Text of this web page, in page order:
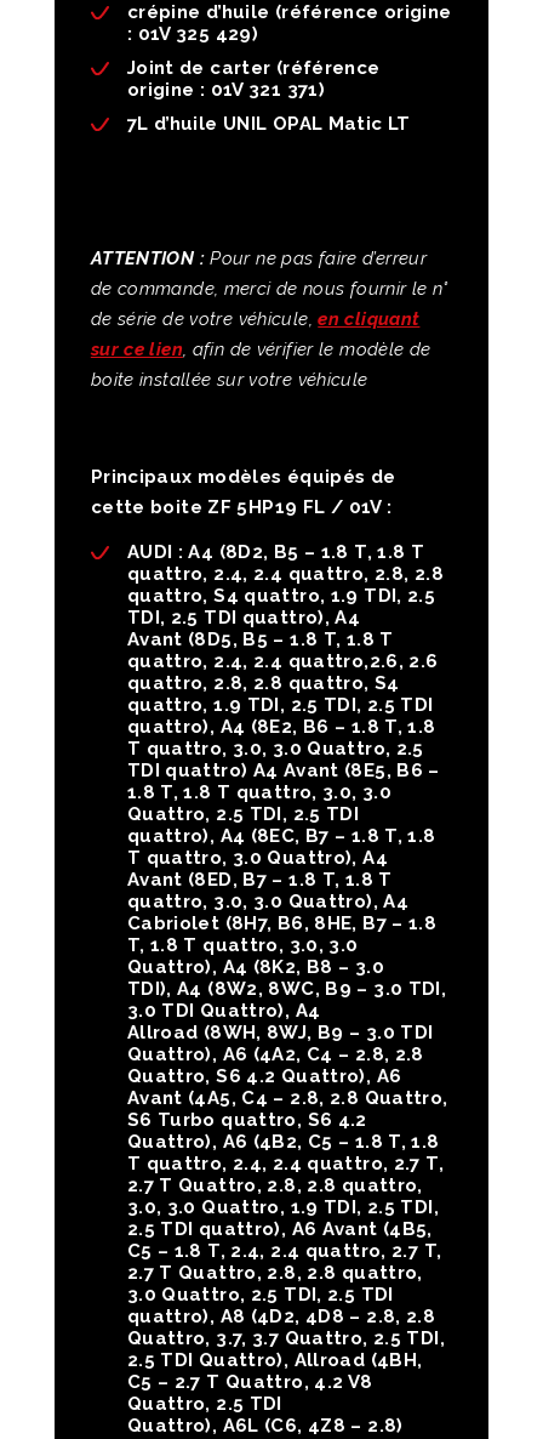
crépine d’huile (référence origine
: 01V 325 429)
Joint de carter (référence
origine : 01V 321 371)
7L d’huile UNIL OPAL Matic LT
ATTENTION :Pour ne pas faire d’erreur
de commande, merci de nous fournir le n°
de série de votre véhicule,en cliquant
sur ce lien, afin de vérifier le modèle de
boite installée sur votre véhicule
Principaux modèles équipés de
cette boite ZF 5HP19 FL / 01V :
AUDI : A4 (8D2, B5 – 1.8 T, 1.8 T
quattro, 2.4, 2.4 quattro, 2.8, 2.8
quattro, S4 quattro, 1.9 TDI, 2.5
TDI, 2.5 TDI quattro), A4
Avant (8D5, B5 – 1.8 T, 1.8 T
quattro, 2.4, 2.4 quattro,2.6, 2.6
quattro, 2.8, 2.8 quattro, S4
quattro, 1.9 TDI, 2.5 TDI, 2.5 TDI
quattro), A4 (8E2, B6 – 1.8 T, 1.8
T quattro, 3.0, 3.0 Quattro, 2.5
TDI quattro) A4 Avant (8E5, B6 –
1.8 T, 1.8 T quattro, 3.0, 3.0
Quattro, 2.5 TDI, 2.5 TDI
quattro), A4 (8EC, B7 – 1.8 T, 1.8
T quattro, 3.0 Quattro),A4
Avant (8ED, B7 – 1.8 T, 1.8 T
quattro, 3.0, 3.0 Quattro),A4
Cabriolet (8H7, B6, 8HE, B7 – 1.8
T, 1.8 T quattro, 3.0, 3.0
Quattro), A4 (8K2, B8 – 3.0
TDI),A4 (8W2, 8WC, B9 – 3.0 TDI,
3.0 TDI Quattro), A4
Allroad (8WH, 8WJ, B9 – 3.0 TDI
Quattro), A6 (4A2, C4 – 2.8, 2.8
Quattro, S6 4.2 Quattro), A6
Avant (4A5, C4 – 2.8, 2.8 Quattro,
S6 Turbo quattro, S6 4.2
Quattro), A6 (4B2, C5 – 1.8 T, 1.8
T quattro, 2.4, 2.4 quattro, 2.7 T,
2.7 T Quattro, 2.8, 2.8 quattro,
3.0, 3.0 Quattro, 1.9 TDI, 2.5 TDI,
2.5 TDI quattro), A6 Avant (4B5,
C5 – 1.8 T, 2.4, 2.4 quattro, 2.7 T,
2.7 T Quattro, 2.8, 2.8 quattro,
3.0 Quattro, 2.5 TDI, 2.5 TDI
quattro), A8 (4D2, 4D8 – 2.8, 2.8
Quattro, 3.7, 3.7 Quattro, 2.5 TDI,
2.5 TDI Quattro), Allroad (4BH,
C5 – 2.7 T Quattro, 4.2 V8
Quattro, 2.5 TDI
Quattro), A6L (C6, 4Z8 – 2.8)